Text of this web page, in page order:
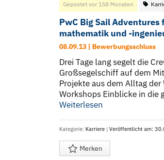
Gepostet vor 158 Monaten
PwC Big Sail
mathematik und -
08.09.13 | Bewerbungsschluss
Drei Tage lang segelt die
Großsegelschiff auf dem
Projekte aus dem Alltag
Workshops Einblicke in die
Weiterlesen
Kategorie: Karriere | Veröffentlicht am:
Merken